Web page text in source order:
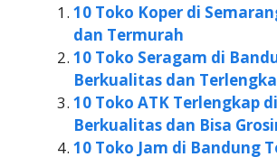
10 Toko Koper di
dan Termurah
10 Toko Seragam di
Berkualitas dan
10 Toko ATK Terlengkap
Berkualitas dan Bisa
10 Toko Jam di Bandung